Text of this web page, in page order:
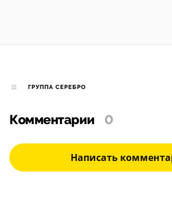
ГРУППА СЕРЕБРО
Комментарии 0
Написать